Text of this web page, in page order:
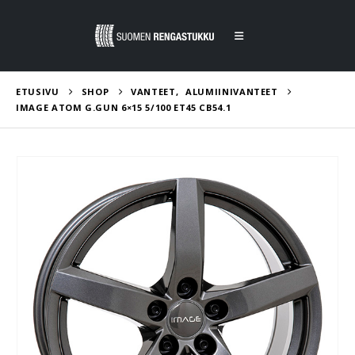
ETUSIVU SHOP VANTEET,
ALUMIINIVANTEET
IMAGE ATOM G.GUN 6×15 5/100 ET45 CB54.1